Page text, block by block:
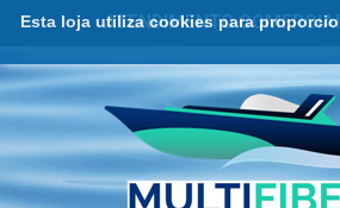
Esta loja utiliza cookies para
ATENDIMENTO